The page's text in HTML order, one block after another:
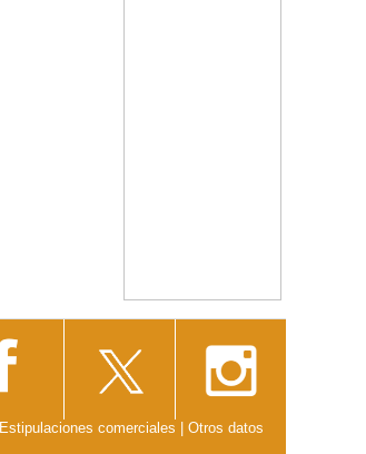
Estipulaciones comerciales Otros datos